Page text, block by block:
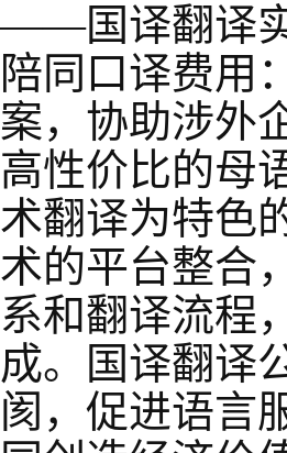
——国译翻译
陪同口译费用
案，协助涉外
高性价比的母
术翻译为特色
术的平台整合
系和翻译流程
成。国译翻译
阂，促进语言